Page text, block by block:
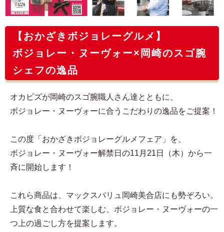
【おかざきボジョレーグルメ】
ボジョレー・ヌーヴォー×岡崎のスゴ腕
シェフの逸品
オカビズが岡崎のスゴ腕職人さん達とともに、
ボジョレー・ヌーヴォーに合うこだわりの逸品をご提案！
この度「おかざきボジョレーグルメフェア」を、
ボジョレー・ヌーヴォー解禁日の11月21日（木）から一
斉に開始します！
これら商品は、マックスバリュ岡崎美合店にも勢ぞろい。
上質な食と合わせて楽しむ、ボジョレー・ヌーヴォーの一
つ上の過ごし方を提案します。